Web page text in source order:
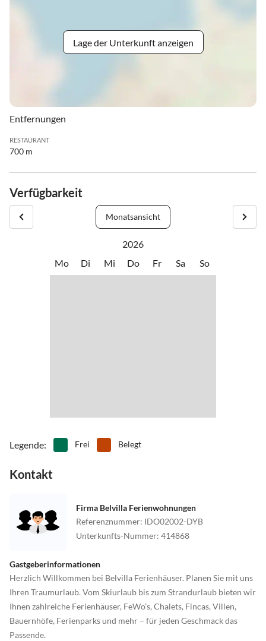
Lage der Unterkunft anzeigen
Entfernungen
RESTAURANT
700 m
Verfügbarkeit
Monatsansicht
2026
Mo
Di Mi Do Fr Sa So
Legende: Frei Belegt
Kontakt
Firma Belvilla Ferienwohnungen
Referenznummer: IDO02002-DYB
Unterkunfts-Nummer: 414868
Gastgeberinformationen
Herzlich Willkommen bei Belvilla Ferienhäuser. Planen Sie mit uns
Ihren Traumurlaub. Vom Skiurlaub bis zum Strandurlaub bieten wir
Ihnen zahlreiche Ferienhäuser, FeWo’s, Chalets, Fincas, Villen,
Bauernhöfe, Ferienparks und mehr – für jeden Geschmack das
Passende.